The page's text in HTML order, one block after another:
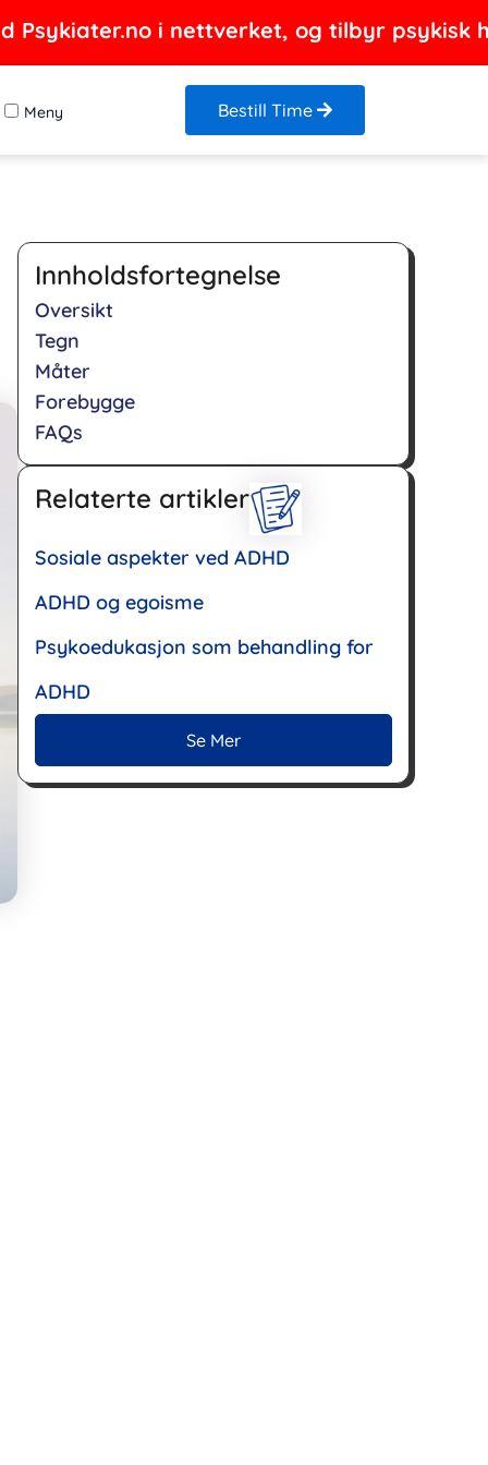
Psykiater.no i nettverket, og tilbyr
Meny Bestill Time
Innholdsfortegnelse
Oversikt
Tegn
Måter
Forebygge
FAQs
Relaterte artikler
Sosiale aspekter ved ADHD
ADHD og egoisme
Psykoedukasjon som behandling for
ADHD
Se Mer